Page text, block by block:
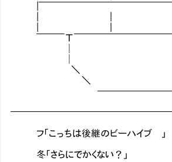
|￣￣￣￣￣￣￣￣￣￣￣￣￣￣￣
￣￣￣Τ￣￣￣￣￣￣￣￣￣￣￣
＼
＼
フ「こっちは後継のビーハイブⅡ」
冬「さらにでかくない？」